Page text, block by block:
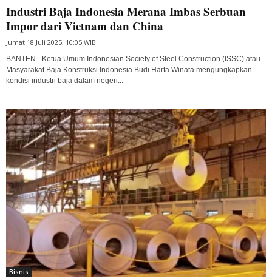
Industri Baja Indonesia Merana Imbas Serbuan
Impor dari Vietnam dan China
Jumat 18 Juli 2025, 10:05 WIB
BANTEN - Ketua Umum Indonesian Society of Steel Construction (ISSC) atau
Masyarakat Baja Konstruksi Indonesia Budi Harta Winata mengungkapkan
kondisi industri baja dalam negeri...
Bisnis